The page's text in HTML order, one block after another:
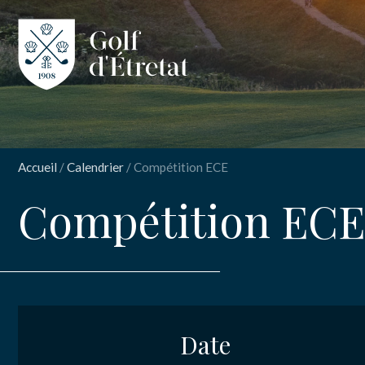
Accueil /Calendrier /Compétition ECE
Compétition ECE
Date
CLUB
CLUB
PARCOURS
NOS TARIFS